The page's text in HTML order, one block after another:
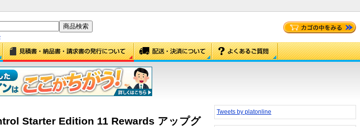
Starter Edition 11 Rewards アップグ
Tweets by platonline